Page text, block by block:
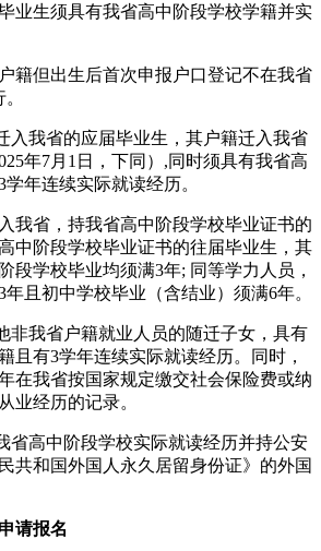
业生须具有我省高中阶段学校学籍并实
籍但出生后首次申报户口登记不在我省
入我省的应届毕业生，其户籍迁入我省
年7月1日，下同）,同时须具有我省高
年连续实际就读经历。
我省，持我省高中阶段学校毕业证书的
中阶段学校毕业证书的往届毕业生，其
段学校毕业均须满3年; 同等学力人员，
且初中学校毕业（含结业）须满6年。
非我省户籍就业人员的随迁子女，具有
且有3学年连续实际就读经历。同时，
在我省按国家规定缴交社会保险费或纳
业经历的记录。
省高中阶段学校实际就读经历并持公安
共和国外国人永久居留身份证》的外国
请报名